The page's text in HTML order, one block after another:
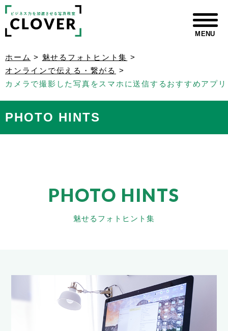
MENU
ホーム > 魅せるフォトヒント集 >
オンラインで伝える・繋がる
>
カメラで撮影した写真をスマホに送信するおすすめアプリ
PHOTO HINTS
PHOTO HINTS
魅せるフォトヒント集